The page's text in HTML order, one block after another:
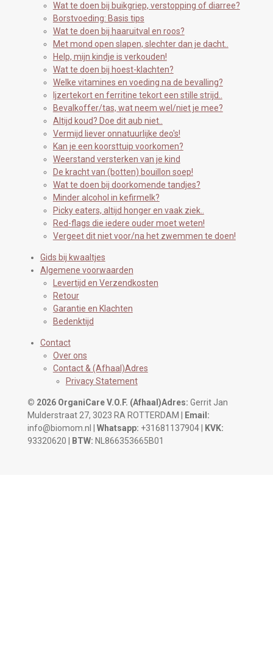
Wat te doen bij buikgriep, verstopping of diarree?
Borstvoeding: Basis tips
Wat te doen bij haaruitval en roos?
Met mond open slapen, slechter dan je dacht..
Help, mijn kindje is verkouden!
Wat te doen bij hoest-klachten?
Welke vitamines en voeding na de bevalling?
Ijzertekort en ferritine tekort een stille strijd..
Bevalkoffer/tas, wat neem wel/niet je mee?
Altijd koud? Doe dit aub niet..
Vermijd liever onnatuurlijke deo's!
Kan je een koorsttuip voorkomen?
Weerstand versterken van je kind
De kracht van (botten) bouillon soep!
Wat te doen bij doorkomende tandjes?
Minder alcohol in kefirmelk?
Picky eaters, altijd honger en vaak ziek..
Red-flags die iedere ouder moet weten!
Vergeet dit niet voor/na het zwemmen te doen!
Gids bij kwaaltjes
Algemene voorwaarden
Levertijd en Verzendkosten
Retour
Garantie en Klachten
Bedenktijd
Contact
Over ons
Contact & (Afhaal)Adres
Privacy Statement
© 2026 OrganiCare V.O.F. (Afhaal)Adres: Gerrit Jan
Mulderstraat 27, 3023 RA ROTTERDAM |
Email:
info@biomom.nl | Whatsapp: +31681137904 |
KVK:
93320620 |
BTW: NL866353665B01